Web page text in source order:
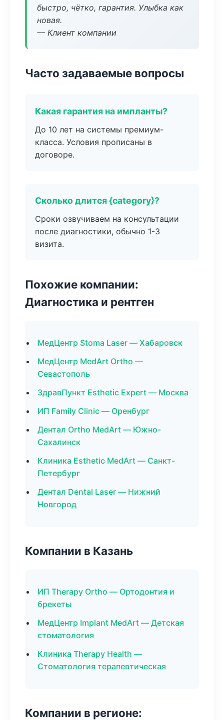
быстро, чётко, гарантия. Улыбка как
новая.
— Клиент компании
Часто задаваемые вопросы
Какая гарантия на импланты?
До 10 лет на системы премиум-
класса. Условия прописаны в
договоре.
Сколько длится {category}?
Сроки озвучиваем на консультации
после диагностики, обычно 1-3
визита.
Похожие компании:
Диагностика и рентген
МедЦентр Stoma Laser — Хабаровск
МедЦентр MedArt Ortho —
Севастополь
ЗдравПункт Esthetic Expert — Москва
ИП Family Clinic — Оренбург
Дентал Ortho MedArt — Южно-
Сахалинск
Клиника Esthetic MedArt — Санкт-
Петербург
Дентал Dental Laser — Нижний
Новгород
Компании в Казань
ИП Therapy Ortho — Ортодонтия и
брекеты
МедЦентр Implant MedArt — Детская
стоматология
Клиника Therapy Health —
Стоматология терапевтическая
Компании в регионе: